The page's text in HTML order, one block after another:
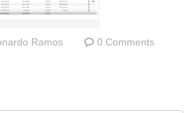
Ramos 0 Comments